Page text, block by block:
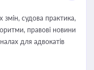
судова практика,
правові новини
для адвокатів